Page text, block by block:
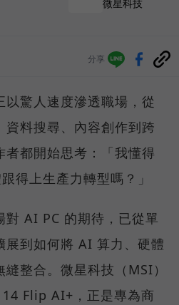
微星科技
分享
驚人速度滲透職場，從
資料搜尋、內容創作到跨
者都開始思考：「我懂得
得上生產力轉型嗎？」
對 AI PC 的期待，已從單
展到如何將 AI 算力、硬體
整合。微星科技（MSI）
Flip AI+，正是專為商